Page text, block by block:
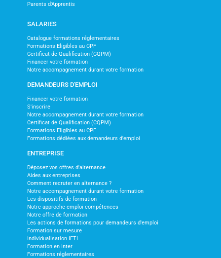
Parents d'Apprentis
SALARIES
Catalogue formations réglementaires
Formations Eligibles au CPF
Certificat de Qualification (CQPM)
Financer votre formation
Notre accompagnement durant votre formation
DEMANDEURS D'EMPLOI
Financer votre formation
S'inscrire
Notre accompagnement durant votre formation
Certificat de Qualification (CQPM)
Formations Eligibles au CPF
Formations dédiées aux demandeurs d'emploi
ENTREPRISE
Déposez vos offres d'alternance
Aides aux entreprises
Comment recruter en alternance ?
Notre accompagnement durant votre formation
Les dispositifs de formation
Notre approche emploi compétences
Notre offre de formation
Les actions de formations pour demandeurs d'emploi
Formation sur mesure
Individualisation IFTI
Formation en Inter
Formations réglementaires